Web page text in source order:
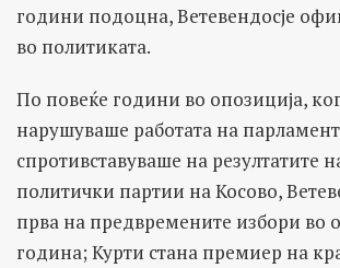
години подоцна, Ветевендосје
во политиката.
По повеќе години во опозиција,
нарушуваше работата на
спротивставуваше на резултатите
политички партии на Косово,
прва на предвремените избори во
година; Курти стана премиер на